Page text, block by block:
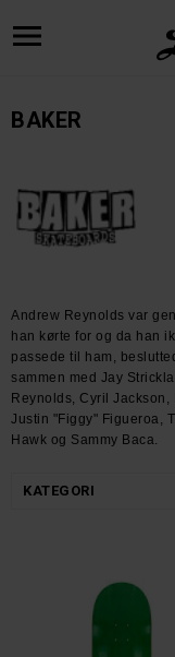
BAKER
Andrew Reynolds var
han kørte for og da han
passede til ham,
sammen med Jay
Reynolds, Cyril
Justin "Figgy" Figueroa,
Hawk og Sammy Baca.
KATEGORI